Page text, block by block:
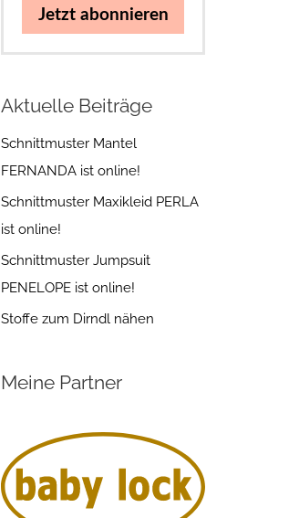
Jetzt abonnieren
Aktuelle Beiträge
Schnittmuster Mantel
FERNANDA ist online!
Schnittmuster Maxikleid PERLA
ist online!
Schnittmuster Jumpsuit
PENELOPE ist online!
Stoffe zum Dirndl nähen
Meine Partner